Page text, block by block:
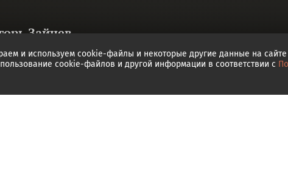
Зайцев
и используем cookie-файлы и некоторые другие данные на
cookie-файлов и другой информации в соответствии с